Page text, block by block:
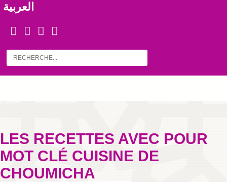
العربية
LES RECETTES AVEC POUR
MOT CLÉ CUISINE DE
CHOUMICHA